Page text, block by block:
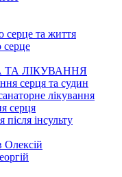
серце та життя
серце
ТА ЛІКУВАННЯ
серця та судин
лікування
серця
після інсульту